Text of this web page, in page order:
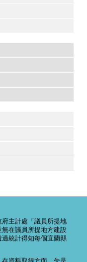
府主計處「議員所提地
在議員所提地方建設
統計得知每個宜蘭縣